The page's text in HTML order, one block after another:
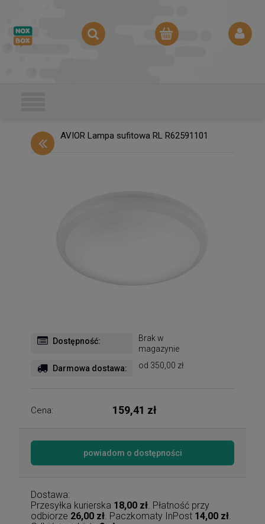
AVIOR Lampa sufitowa RL R62591101
Dostępność:
Brak w
magazynie
Darmowa dostawa: od 350,00 zł
Cena: 159,41 zł
powiadom o dostępności
Dostawa:
Przesyłka kurierska 18,00 zł. Płatność przy
odbiorze 26,00 zł. Paczkomaty InPost 14,00 zł.